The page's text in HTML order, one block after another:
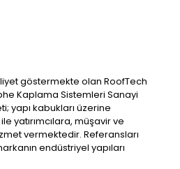
göstermekte olan RoofTech
Kaplama Sistemleri Sanayi
yapı kabukları üzerine
yatırımcılara, müşavir ve
vermektedir. Referansları
endüstriyel yapıları